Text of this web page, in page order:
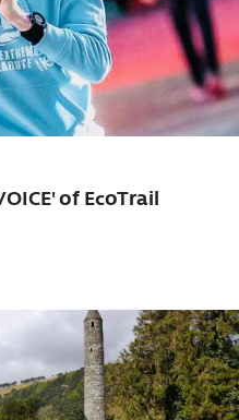
of EcoTrail